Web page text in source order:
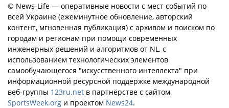
© News-Life — оперативные новости с мест событий по
всей Украине (ежеминутное обновление, авторский
контент, мгновенная публикация) с архивом и поиском по
городам и регионам при помощи современных
инженерных решений и алгоритмов от NL, с
использованием технологических элементов
самообучающегося "искусственного интеллекта" при
информационной ресурсной поддержке международной
веб-группы 123ru.net в партнёрстве с сайтом
SportsWeek.org и проектом News24.